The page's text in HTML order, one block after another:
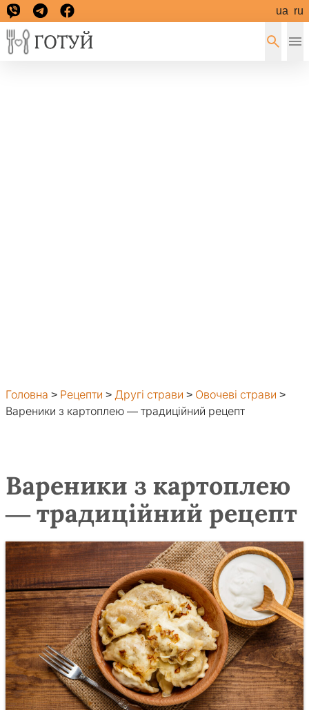
ua ru
Головна > Рецепти > Другі страви > Овочеві страви >
Вареники з картоплею — традиційний рецепт
Вареники з картоплею
— традиційний рецепт